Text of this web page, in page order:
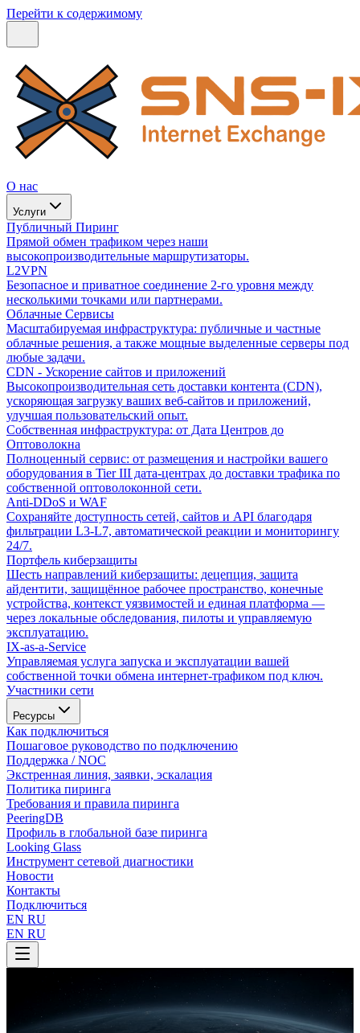
Перейти к содержимому
О нас
Услуги
Публичный Пиринг
Прямой обмен трафиком через наши
высокопроизводительные маршрутизаторы.
L2VPN
Безопасное и приватное соединение 2-го уровня между
несколькими точками или партнерами.
Облачные Сервисы
Масштабируемая инфраструктура: публичные и частные
облачные решения, а также мощные выделенные серверы под
любые задачи.
CDN - Ускорение сайтов и приложений
Высокопроизводительная сеть доставки контента (CDN),
ускоряющая загрузку ваших веб-сайтов и приложений,
улучшая пользовательский опыт.
Собственная инфраструктура: от Дата Центров до
Оптоволокна
Полноценный сервис: от размещения и настройки вашего
оборудования в Tier III дата-центрах до доставки трафика по
собственной оптоволоконной сети.
Anti-DDoS и WAF
Сохраняйте доступность сетей, сайтов и API благодаря
фильтрации L3-L7, автоматической реакции и мониторингу
24/7.
Портфель киберзащиты
Шесть направлений киберзащиты: децепция, защита
айдентити, защищённое рабочее пространство, конечные
устройства, контекст уязвимостей и единая платформа —
через локальные обследования, пилоты и управляемую
эксплуатацию.
IX-as-a-Service
Управляемая услуга запуска и эксплуатации вашей
собственной точки обмена интернет-трафиком под ключ.
Участники сети
Ресурсы
Как подключиться
Пошаговое руководство по подключению
Поддержка / NOC
Экстренная линия, заявки, эскалация
Политика пиринга
Требования и правила пиринга
PeeringDB
Профиль в глобальной базе пиринга
Looking Glass
Инструмент сетевой диагностики
Новости
Контакты
Подключиться
EN RU
EN RU